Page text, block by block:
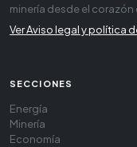
minería desde el corazón
Ver Aviso legal y política
SECCIONES
Energía
Minería
Economía